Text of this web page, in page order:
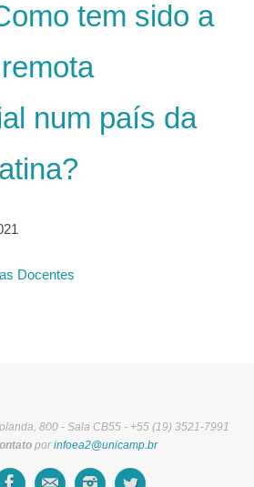
tem sido a
num país da
Docentes
800 - Sala CB55 - +55 (19) 3521-7991
por infoea2@unicamp.br